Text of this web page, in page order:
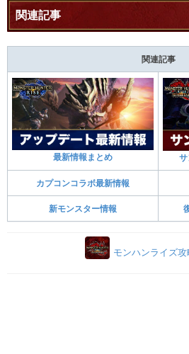
関連記事
関連記事
最新情報まとめ サ
カプコンコラボ最新情報
新モンスター情報
モンハンライズ